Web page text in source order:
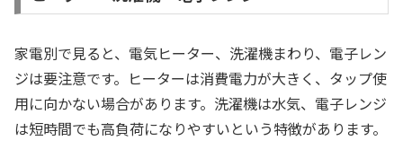
家電別で見ると、電気ヒーター、洗濯機まわり、電子レン
ジは要注意です。ヒーターは消費電力が大きく、タップ使
用に向かない場合があります。洗濯機は水気、電子レンジ
は短時間でも高負荷になりやすいという特徴があります。